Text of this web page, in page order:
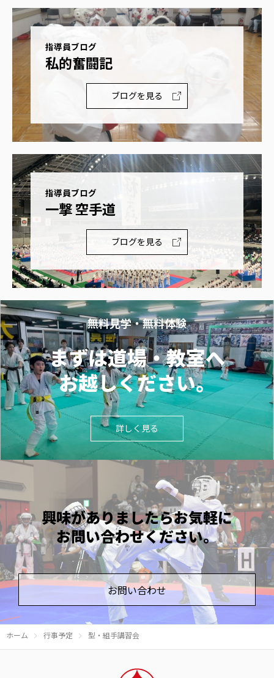
指導員ブログ
私的奮闘記
ブログを見る
指導員ブログ
一撃 空手道
ブログを見る
無料見学・無料体験
まずは道場・教室へ
お越しください。
詳しく見る
興味がありましたらお気軽に
お問い合わせください。
お問い合わせ
ホーム 行事予定 型・組手講習会